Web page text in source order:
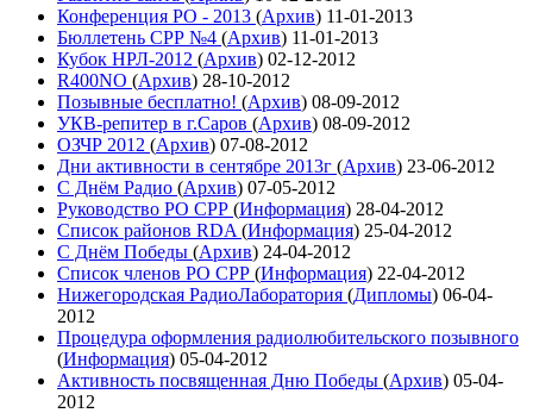
Конференция РО - 2013 (Архив) 11-01-2013
Бюллетень СРР №4 (Архив) 11-01-2013
Кубок НРЛ-2012 (Архив) 02-12-2012
R400NO (Архив) 28-10-2012
Позывные бесплатно! (Архив) 08-09-2012
УКВ-репитер в г.Саров (Архив) 08-09-2012
ОЗЧР 2012 (Архив) 07-08-2012
Дни активности в сентябре 2013г (Архив) 23-06-2012
С Днём Радио (Архив) 07-05-2012
Руководство РО СРР (Информация) 28-04-2012
Список районов RDA (Информация) 25-04-2012
С Днём Победы (Архив) 24-04-2012
Список членов РО СРР (Информация) 22-04-2012
Нижегородская РадиоЛаборатория (Дипломы) 06-04-
2012
Процедура оформления радиолюбительского позывного
(Информация) 05-04-2012
Активность посвященная Дню Победы (Архив) 05-04-
2012